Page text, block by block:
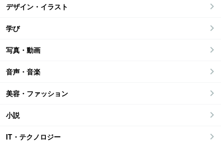
デザイン・イラスト
学び
写真・動画
音声・音楽
美容・ファッション
小説
IT・テクノロジー